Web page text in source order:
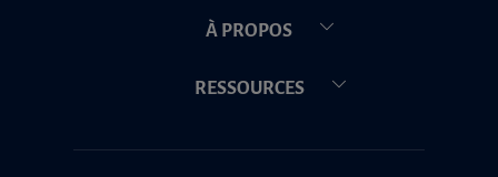
À PROPOS
RESSOURCES